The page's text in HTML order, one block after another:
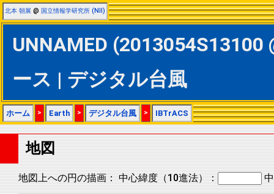
北本 朝展 @ 国立情報学研究所 (NII)
UNNAMED
ース | デジタル台風
ホーム > Earth > デジタル台風 > IBTrACS
地図
地図上への円の描画： 中心緯度（10進法）：